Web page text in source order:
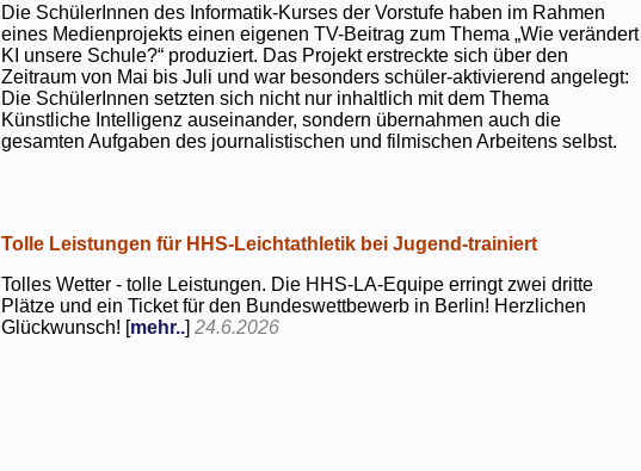
Die SchülerInnen des Informatik-Kurses der Vorstufe haben im Rahmen
eines Medienprojekts einen eigenen TV-Beitrag zum Thema „Wie verändert
KI unsere Schule?“ produziert. Das Projekt erstreckte sich über den
Zeitraum von Mai bis Juli und war besonders schüler-aktivierend angelegt:
Die SchülerInnen setzten sich nicht nur inhaltlich mit dem Thema
Künstliche Intelligenz auseinander, sondern übernahmen auch die
gesamten Aufgaben des journalistischen und filmischen Arbeitens selbst.
Tolle Leistungen für HHS-Leichtathletik bei Jugend-trainiert
Tolles Wetter - tolle Leistungen. Die HHS-LA-Equipe erringt zwei dritte
Plätze und ein Ticket für den Bundeswettbewerb in Berlin! Herzlichen
Glückwunsch! [mehr..]24.6.2026